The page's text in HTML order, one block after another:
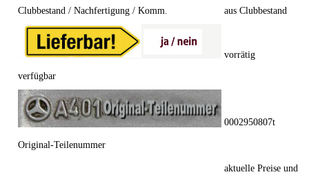
Clubbestand / Nachfertigung / Komm. aus Clubbestand
verfügbar
vorrätig
Original-Teilenummer
0002950807t
aktuelle Preise und